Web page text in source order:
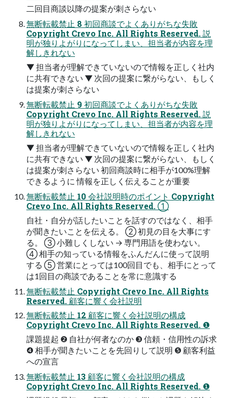
⼆回⽬商談以降の提案が刺さらない
無断転載禁⽌ 8 初回商談でよくありがちな失敗
Copyright Crevo Inc. All Rights Reserved. 説
明が独りよがりになってしまい、担当者が内容を理
解しきれない
▼ 担当者が理解できていないので情報を正しく社内
に共有できない ▼ 次回の提案に繋がらない、もしく
は提案が刺さらない
無断転載禁⽌ 9 初回商談でよくありがちな失敗
Copyright Crevo Inc. All Rights Reserved. 説
明が独りよがりになってしまい、担当者が内容を理
解しきれない
▼ 担当者が理解できていないので情報を正しく社内
に共有できない ▼ 次回の提案に繋がらない、もしく
は提案が刺さらない 初回商談時に相⼿が100%理解
できるように 情報を正しく伝えることが重要
無断転載禁⽌ 10 会社説明時のポイント Copyright
Crevo Inc. All Rights Reserved. ①
⾃社・⾃分が話したいことを話すのではなく、相⼿
が聞きたいことを伝える。 ② 初⾒の⽬を⼤事にす
る。 ③ ⼩難しくしない → 専⾨⽤語を使わない。
④ 相⼿の知っている情報をふんだんに使って説明
する ⑤ 営業にとっては100回⽬でも、相⼿にとって
は1回⽬の商談であることを常に意識する
無断転載禁⽌ Copyright Crevo Inc. All Rights
Reserved. 顧客に響く会社説明
無断転載禁⽌ 12 顧客に響く会社説明の構成
Copyright Crevo Inc. All Rights Reserved. ❶
課題提起 ❷ ⾃社が何者なのか ❸ 信頼・信⽤性の訴求
❹ 相⼿が聞きたいことを先回りして説明 ❺ 顧客利益
への宣⾔
無断転載禁⽌ 13 顧客に響く会社説明の構成
Copyright Crevo Inc. All Rights Reserved. ❶